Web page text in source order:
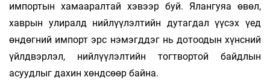
импортын хамааралтай хэвээр буй. Ялангуяа өвөл,
хаврын улиралд нийлүүлэлтийн дутагдал үүсэх үед
өндөгний импорт эрс нэмэгддэг нь дотоодын хүнсний
үйлдвэрлэл, нийлүүлэлтийн тогтвортой байдлын
асуудлыг дахин хөндсөөр байна.